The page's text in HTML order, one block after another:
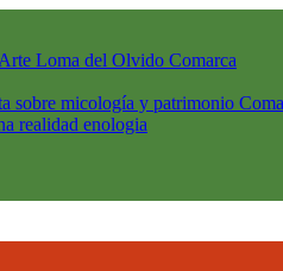
Loma del Olvido Comarca
sobre micología y patrimonio
realidad enologia